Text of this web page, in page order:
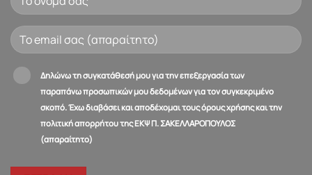
Δηλώνω τη συγκατάθεσή μου για την επεξεργασία των
παραπάνω προσωπικών μου δεδομένων για τον συγκεκριμένο
σκοπό. Έχω διαβάσει και αποδέχομαι τους όρους χρήσης και την
πολιτική απορρήτου της ΕΚΨ Π. ΣΑΚΕΛΛΑΡΟΠΟΥΛΟΣ
(απαραίτητο)